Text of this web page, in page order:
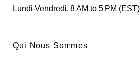
Lundi-Vendredi, 8 AM to 5 PM (EST)
Qui Nous Sommes